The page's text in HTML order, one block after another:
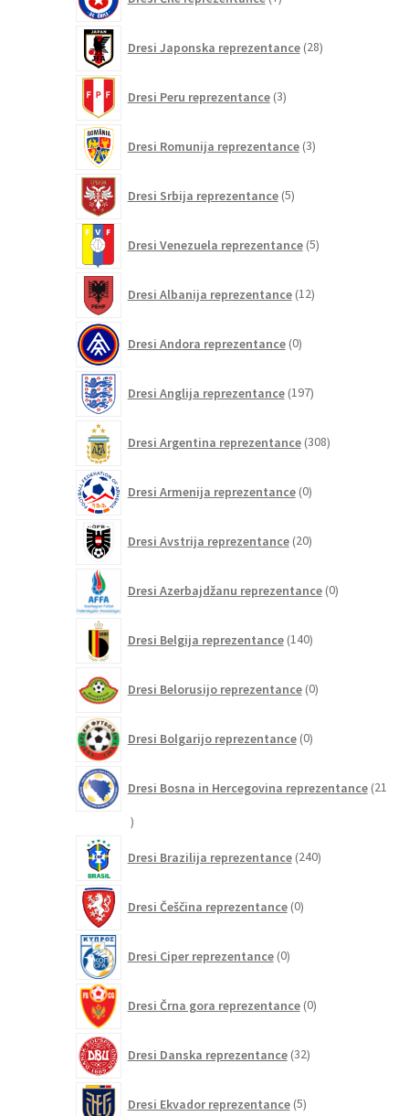
izdelkov
Dresi Japonska reprezentance 28izdelkov
Dresi Peru reprezentance 3izdelki
Dresi Romunija reprezentance 3izdelki
Dresi Srbija reprezentance 5izdelkov
Dresi Venezuela reprezentance 5izdelkov
Dresi Albanija reprezentance 12izdelkov
Dresi Andora reprezentance 0izdelkov
Dresi Anglija reprezentance 197izdelkov
Dresi Argentina reprezentance 308izdelkov
Dresi Armenija reprezentance 0izdelkov
Dresi Avstrija reprezentance 20izdelkov
Dresi Azerbajdžanu reprezentance 0izdelkov
Dresi Belgija reprezentance 140izdelkov
Dresi Belorusijo reprezentance 0izdelkov
Dresi Bolgarijo reprezentance 0izdelkov
Dresi Bosna in Hercegovina reprezentance 21
21
Dresi Brazilija reprezentance 240izdelkov
Dresi Češčina reprezentance 0izdelkov
Dresi Ciper reprezentance 0izdelkov
Dresi Črna gora reprezentance 0izdelkov
Dresi Danska reprezentance 32izdelkov
Dresi Ekvador reprezentance 5izdelkov